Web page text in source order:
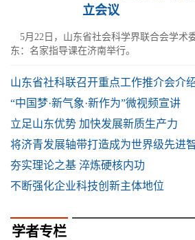
立会议
5月22日，山东省社会科学界联合会学术
东：名家指导课在济南举行。
山东省社科联召开重点工作推介会介
“中国梦·新气象·新作为”微视频宣讲
立足山东优势 加快发展新质生产力
将济青发展轴带打造成为世界级先进
夯实理论之基 淬炼硬核内功
不断强化企业科技创新主体地位
学者专栏